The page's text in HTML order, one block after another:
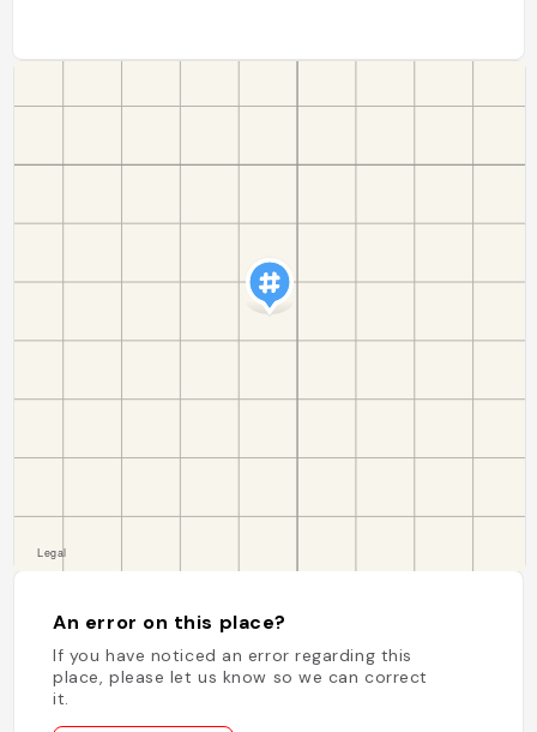
An error on this place?
If you have noticed an error regarding this
place, please let us know so we can correct
it.